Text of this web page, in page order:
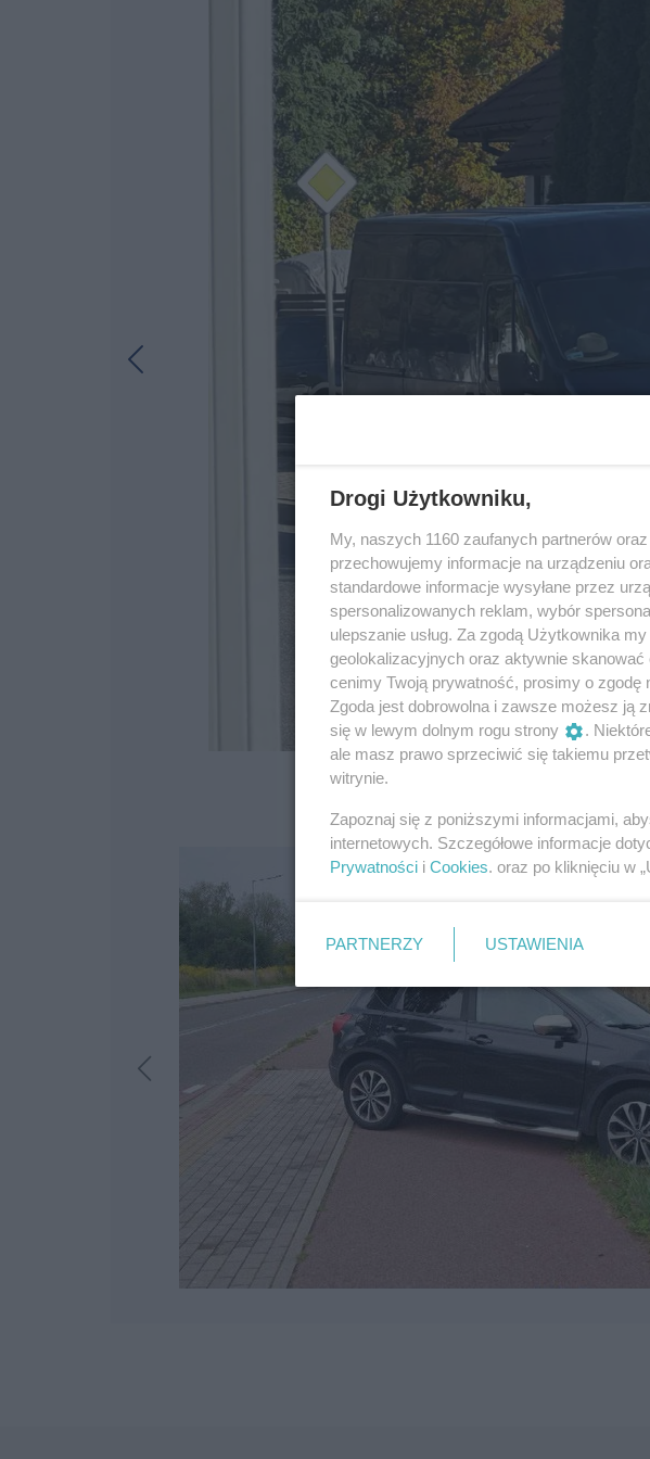
Drogi Użytkowniku,
My, naszych 1160 zaufanych partnerów
przechowujemy informacje na urządzeniu
standardowe informacje wysyłane przez
spersonalizowanych reklam, wybór
ulepszanie usług. Za zgodą Użytkownika
geolokalizacyjnych oraz aktywnie
cenimy Twoją prywatność, prosimy o zgodę
Zgoda jest dobrowolna i zawsze możesz ją
się w lewym dolnym rogu strony
.
ale masz prawo sprzeciwić się takiemu
witrynie.
Zapoznaj się z poniższymi informacjami,
internetowych. Szczegółowe informacje
Prywatności i Cookies. oraz po kliknięciu w
PARTNERZY USTAWIENIA